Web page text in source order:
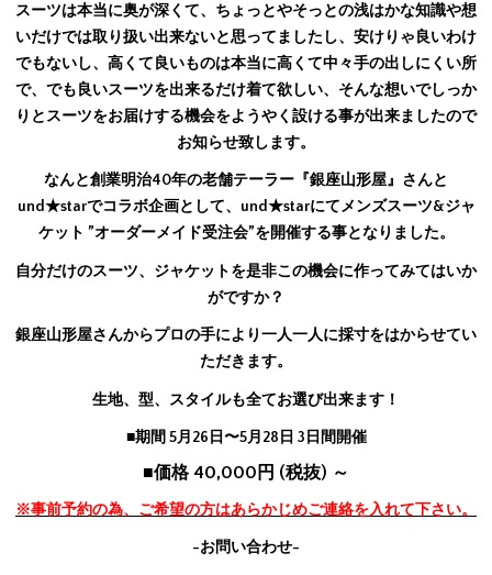
スーツは本当に奥が深くて、ちょっとやそっとの浅はかな知識や想
いだけでは取り扱い出来ないと思ってましたし、安けりゃ良いわけ
でもないし、高くて良いものは本当に高くて中々手の出しにくい所
で、でも良いスーツを出来るだけ着て欲しい、そんな想いでしっか
りとスーツをお届けする機会をようやく設ける事が出来ましたので
お知らせ致します。
なんと創業明治40年の老舗テーラー『銀座山形屋』さんと
und★starでコラボ企画として、und★starにてメンズスーツ&ジャ
ケット ”オーダーメイド受注会”を開催する事となりました。
自分だけのスーツ、ジャケットを是非この機会に作ってみてはいか
がですか？
銀座山形屋さんからプロの手により一人一人に採寸をはからせてい
ただきます。
生地、型、スタイルも全てお選び出来ます！
■期間 5月26日〜5月28日 3日間開催
■価格 40,000円 (税抜) ～
※事前予約の為、ご希望の方はあらかじめご連絡を入れて下さい。
-お問い合わせ-